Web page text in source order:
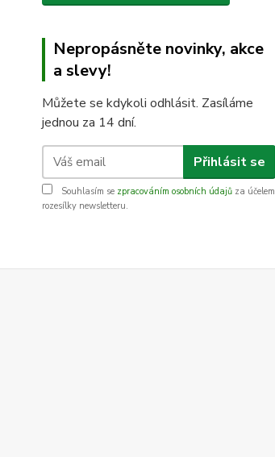
Nepropásněte novinky, akce
a slevy!
Můžete se kdykoli odhlásit. Zasíláme
jednou za 14 dní.
Přihlásit se
Souhlasím se zpracováním osobních údajů za účelem
rozesílky newsletteru.